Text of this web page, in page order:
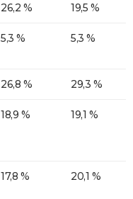
26,2 % 19,5 %
5,3 % 5,3 %
26,8 % 29,3 %
18,9 % 19,1 %
17,8 % 20,1 %